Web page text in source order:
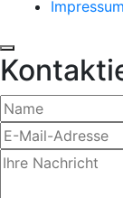
Impressum